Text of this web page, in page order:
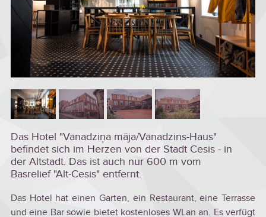
Das Hotel "Vanadziņa māja/Vanadzins-Haus"
befindet sich im Herzen von der Stadt Cesis - in
der Altstadt. Das ist auch nur 600 m vom
Basrelief "Alt-Cesis" entfernt.
Das Hotel hat einen Garten, ein Restaurant, eine Terrasse
und eine Bar sowie bietet kostenloses WLan an. Es verfügt